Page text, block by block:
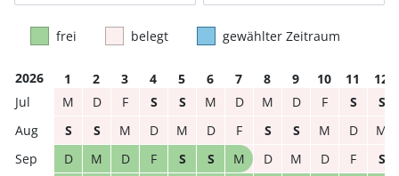
frei belegt gewählter Zeitraum
2026 1 2 3 4 5 6 7 8 9 10 11
12
M
D F S S M D M D F S
S
S
S M D M D F S S M D
M
D
M D F S S M D M D F S